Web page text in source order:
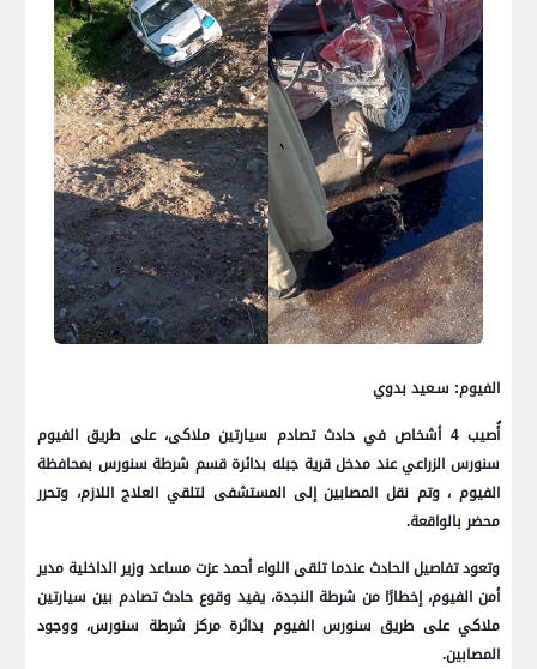
الفيوم: سـعيد بدوي
أُصيب 4 أشخاص في حادث تصادم سيارتين ملاكى، على طريق الفيوم
سنورس الزراعي عند مدخل قرية جبله بدائرة قسم شرطة سنورس بمحافظة
الفيوم ، وتم نقل المصابين إلى المستشفى لتلقي العلاج اللازم، وتحرر
محضر بالواقعة.
وتعود تفاصيل الحادث عندما تلقى اللواء أحمد عزت مساعد وزير الداخلية مدير
أمن الفيوم، إخطارًا من شرطة النجدة، يفيد وقوع حادث تصادم بين سيارتين
ملاكي على طريق سنورس الفيوم بدائرة مركز شرطة سنورس، ووجود
المصابين.